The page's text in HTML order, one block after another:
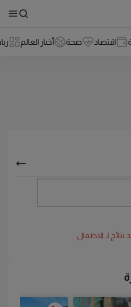
اقتصاد صحة أخبار العالم
نتائج لـ الاطفال